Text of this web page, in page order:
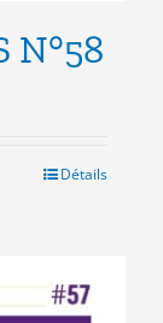
N°58
Détails